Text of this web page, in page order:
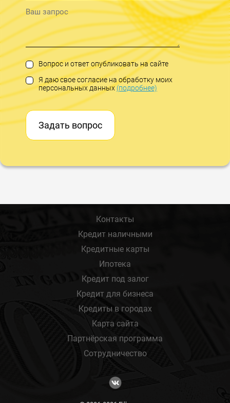
Вопрос и ответ опубликовать на сайте
Я даю свое согласие на обработку моих
персональных данных(подробнее)
Задать вопрос
Контакты
Кредит наличными
Кредитные карты
Ипотека
Кредит под залог
Кредит для бизнеса
Кредиты в городах
Карта сайта
Партнёрская программа
Сотрудничество